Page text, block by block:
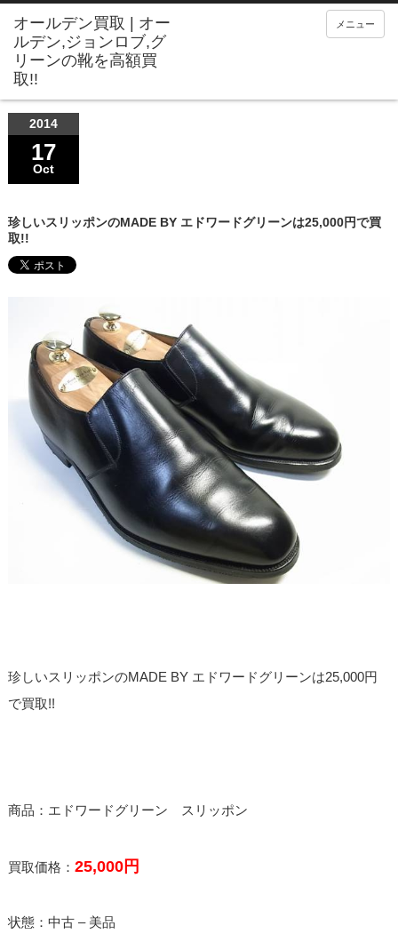
メニュー
2014
17
Oct
珍しいスリッポンのMADE BY エドワードグリーンは25,000円で買
取!!
珍しいスリッポンのMADE BY エドワードグリーンは25,000円
で買取!!
商品：エドワードグリーン スリッポン
買取価格： 25,000円
状態：中古 – 美品